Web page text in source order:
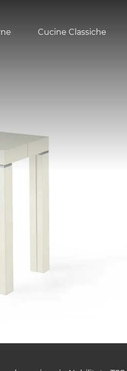
Cucine Classiche